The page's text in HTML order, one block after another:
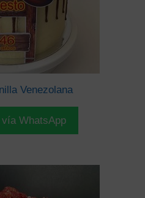
Venezolana
WhatsApp